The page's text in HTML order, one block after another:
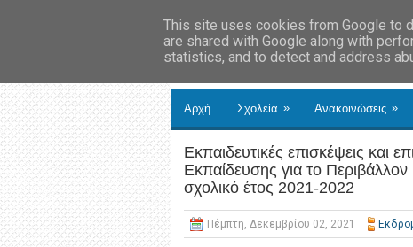
Αρχή Σχολεία » Ανακοινώσεις »
Εκπαιδευτικές επισκέψεις και
Εκπαίδευσης για το
σχολικό έτος 2021-2022
Πέμπτη, Δεκεμβρίου 02, 2021
This site uses cookies from Google to
are shared with Google along with
statistics, and to detect and address